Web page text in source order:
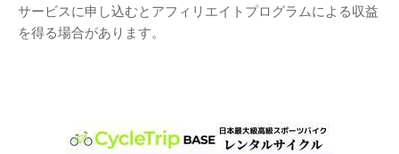
サービスに申し込むとアフィリエイトプログラムによる収益
を得る場合があります。